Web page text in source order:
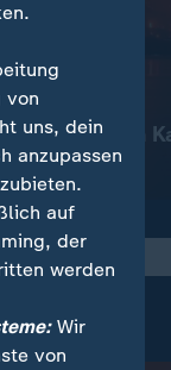
Nachrichten | heute
Waldbrände in
Video
von
uns, dein
anzupassen
auf
der
werden
Wir
von